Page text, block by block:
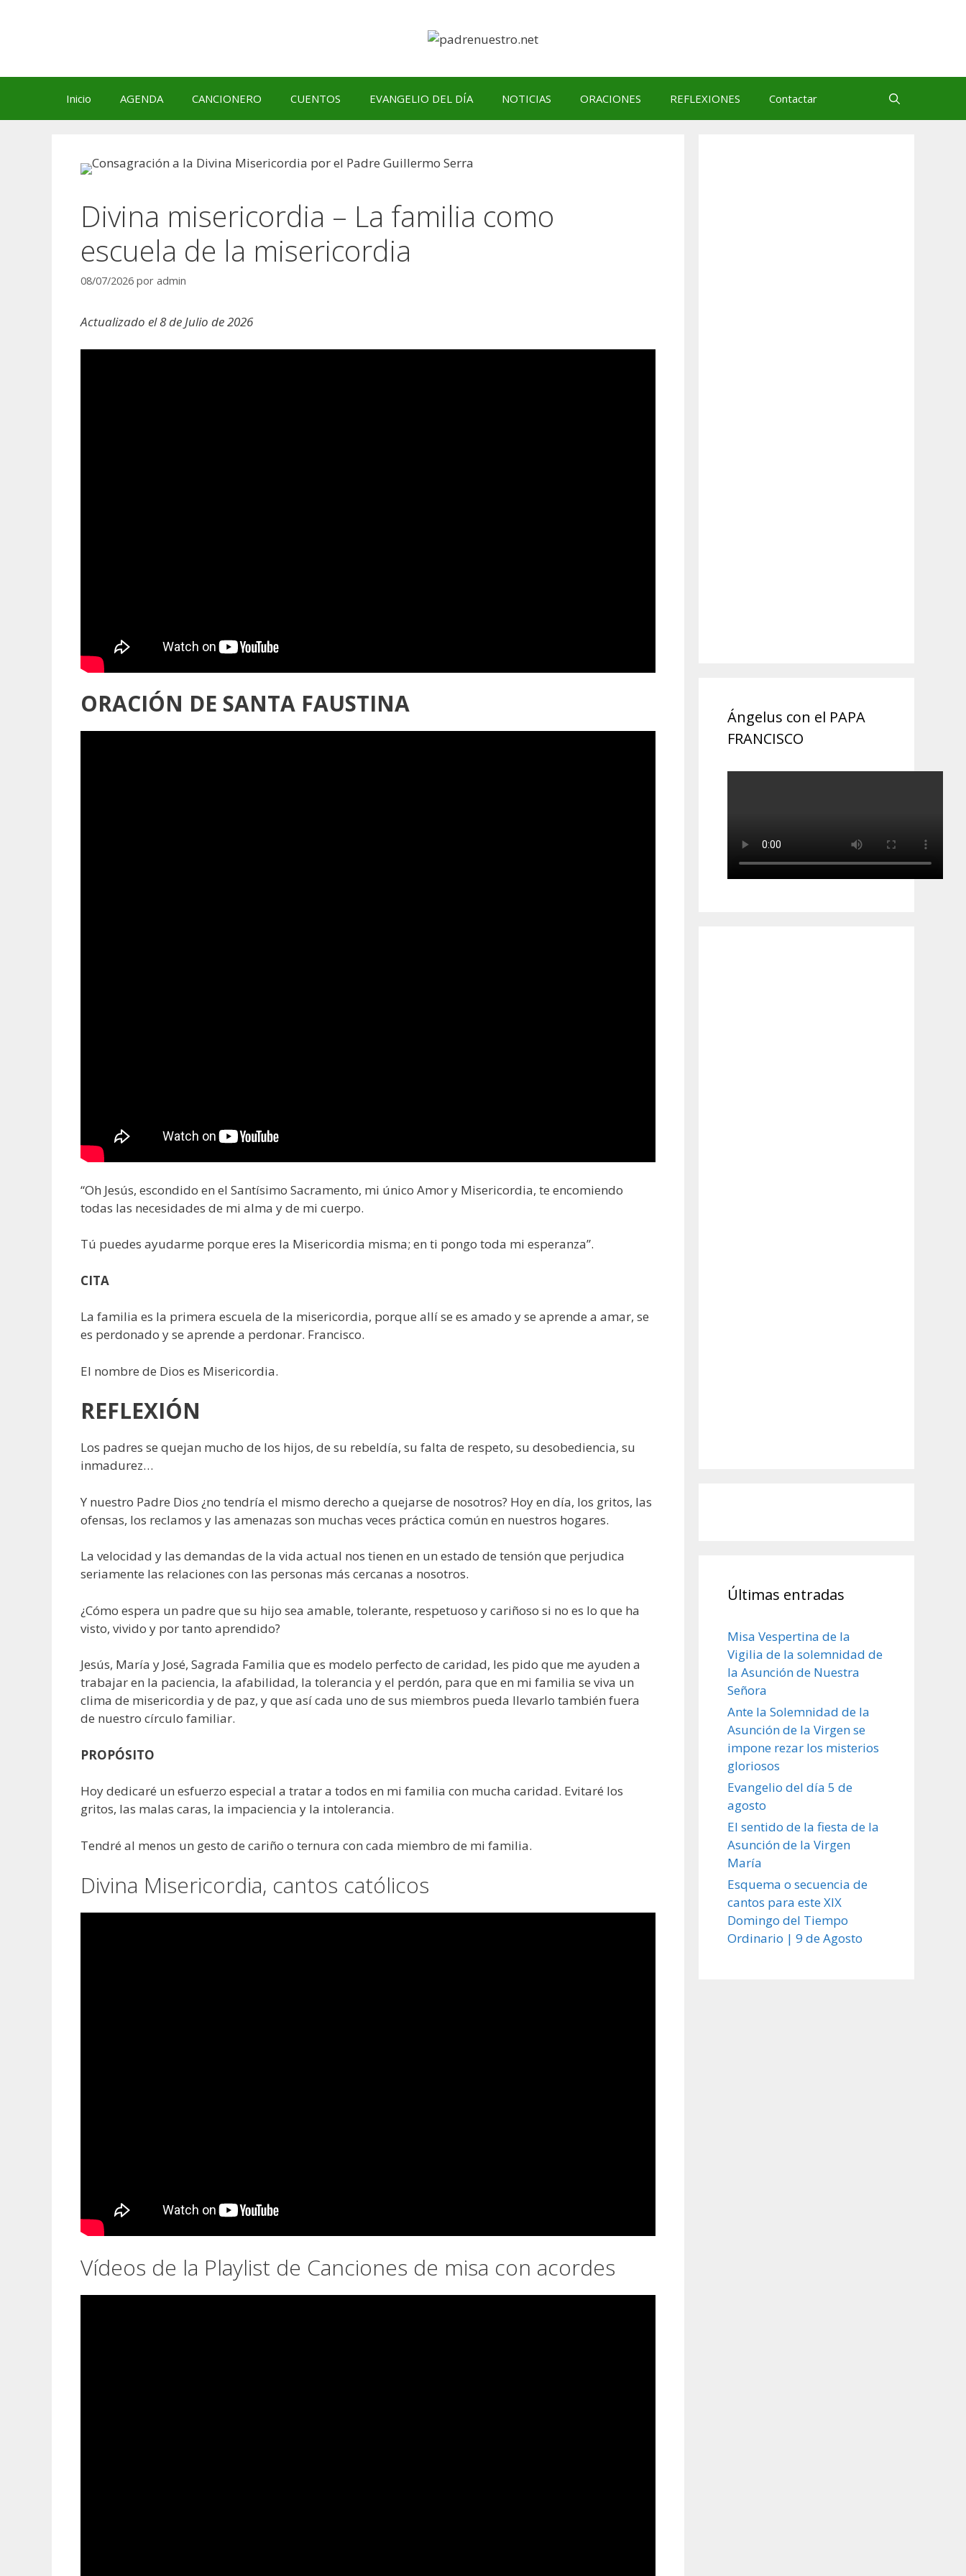
Inicio AGENDA CANCIONERO CUENTOS EVANGELIO DEL DÍA NOTICIAS ORACIONES REFLEXIONES Contactar
Divina misericordia – La familia como
escuela de la misericordia
08/07/2026 por admin
Actualizado el 8 de Julio de 2026
ORACIÓN DE SANTA FAUSTINA
“Oh Jesús, escondido en el Santísimo Sacramento, mi único Amor y Misericordia, te encomiendo
todas las necesidades de mi alma y de mi cuerpo.
Tú puedes ayudarme porque eres la Misericordia misma; en ti pongo toda mi esperanza”.
CITA
La familia es la primera escuela de la misericordia, porque allí se es amado y se aprende a amar, se
es perdonado y se aprende a perdonar. Francisco.
El nombre de Dios es Misericordia.
REFLEXIÓN
Los padres se quejan mucho de los hijos, de su rebeldía, su falta de respeto, su desobediencia, su
inmadurez…
Y nuestro Padre Dios ¿no tendría el mismo derecho a quejarse de nosotros? Hoy en día, los gritos, las
ofensas, los reclamos y las amenazas son muchas veces práctica común en nuestros hogares.
La velocidad y las demandas de la vida actual nos tienen en un estado de tensión que perjudica
seriamente las relaciones con las personas más cercanas a nosotros.
¿Cómo espera un padre que su hijo sea amable, tolerante, respetuoso y cariñoso si no es lo que ha
visto, vivido y por tanto aprendido?
Jesús, María y José, Sagrada Familia que es modelo perfecto de caridad, les pido que me ayuden a
trabajar en la paciencia, la afabilidad, la tolerancia y el perdón, para que en mi familia se viva un
clima de misericordia y de paz, y que así cada uno de sus miembros pueda llevarlo también fuera
de nuestro círculo familiar.
PROPÓSITO
Hoy dedicaré un esfuerzo especial a tratar a todos en mi familia con mucha caridad. Evitaré los
gritos, las malas caras, la impaciencia y la intolerancia.
Tendré al menos un gesto de cariño o ternura con cada miembro de mi familia.
Divina Misericordia, cantos católicos
Vídeos de la Playlist de Canciones de misa con acordes
Ángelus con el PAPA
FRANCISCO
Últimas entradas
Misa Vespertina de la
Vigilia de la solemnidad de
la Asunción de Nuestra
Señora
Ante la Solemnidad de la
Asunción de la Virgen se
impone rezar los misterios
gloriosos
Evangelio del día 5 de
agosto
El sentido de la fiesta de la
Asunción de la Virgen
María
Esquema o secuencia de
cantos para este XIX
Domingo del Tiempo
Ordinario | 9 de Agosto